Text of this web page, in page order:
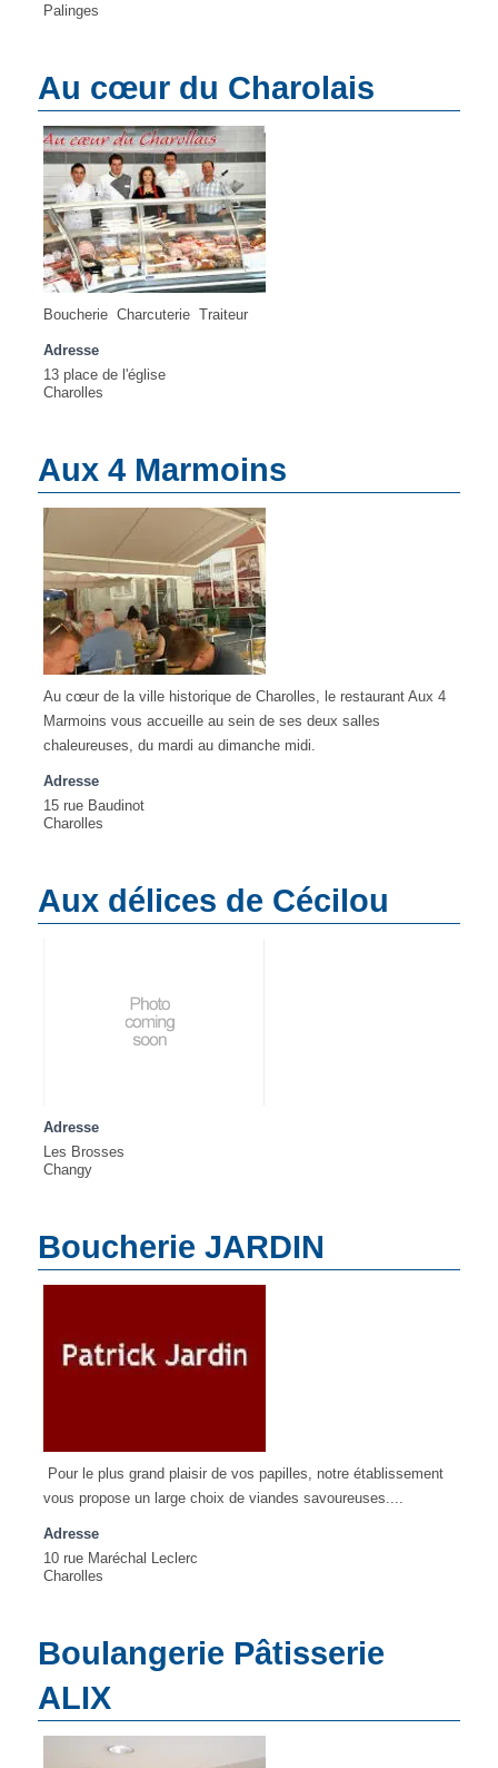
Palinges
Au cœur du Charolais
Boucherie Charcuterie Traiteur
Adresse
13 place de l'église
Charolles
Aux 4 Marmoins
Au cœur de la ville historique de Charolles, le restaurant Aux 4
Marmoins vous accueille au sein de ses deux salles
chaleureuses, du mardi au dimanche midi.
Adresse
15 rue Baudinot
Charolles
Aux délices de Cécilou
Adresse
Les Brosses
Changy
Boucherie JARDIN
Pour le plus grand plaisir de vos papilles, notre établissement
vous propose un large choix de viandes savoureuses....
Adresse
10 rue Maréchal Leclerc
Charolles
Boulangerie Pâtisserie
ALIX